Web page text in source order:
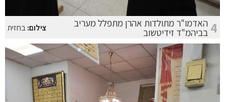
4 האדמו"ר מתולדות אהרן מתפלל מעריב
בביהמ"ד זידיטשוב צילום:בחזית